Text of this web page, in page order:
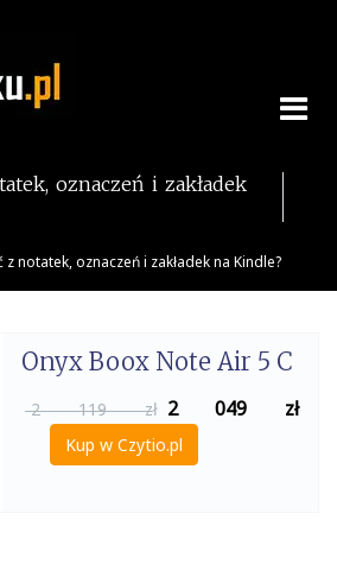
oznaczeń i zakładek
z notatek, oznaczeń i zakładek na Kindle?
Onyx Boox Note Air 5 C
2 119 zł 2 049 zł
Kup w Czytio.pl